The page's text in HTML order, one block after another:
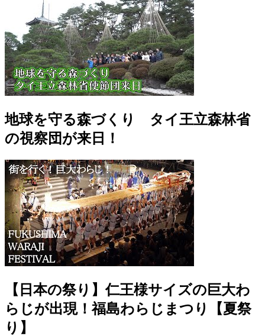
地球を守る森づくり タイ王立森林省
の視察団が来日！
【日本の祭り】仁王様サイズの巨大わ
らじが出現！福島わらじまつり【夏祭
り】